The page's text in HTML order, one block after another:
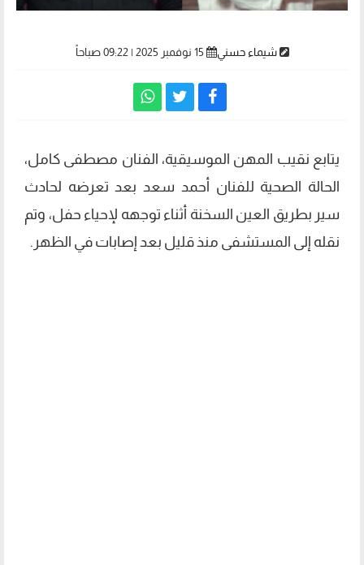
شيماء حسني
يتابع نقيب المهن الموسيقية، الفنان مصطفى كامل،
الحالة الصحية للفنان أحمد سعد بعد تعرضه لحادث
سير بطريق العين السخنة أثناء توجهه لإحياء حفل، وتم
نقله إلى المستشفى منذ قليل بعد إصابات في الظهر.